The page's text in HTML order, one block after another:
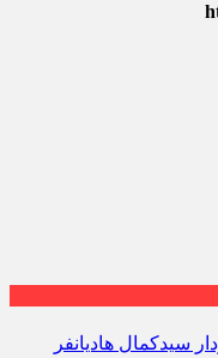
سیدکمال هادیانفر